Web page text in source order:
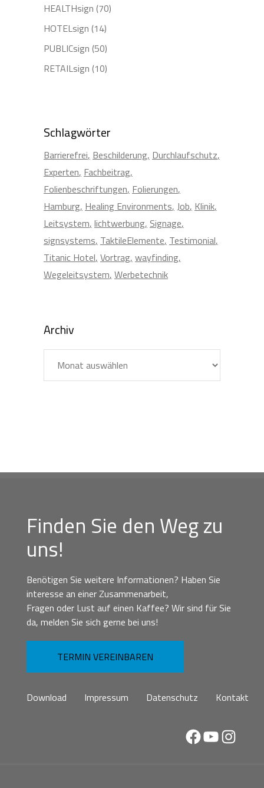
HEALTHsign (70)
HOTELsign (14)
PUBLICsign (50)
RETAILsign (10)
Schlagwörter
Barrierefrei Beschilderung Durchlaufschutz
Experten Fachbeitrag
Folienbeschriftungen Folierungen
Hamburg Healing Environments Job Klinik
Leitsystem lichtwerbung Signage
signsystems TaktileElemente Testimonial
Titanic Hotel Vortrag wayfinding
Wegeleitsystem Werbetechnik
Archiv
Finden Sie den Weg zu
uns!
Benötigen Sie weitere Informationen? Haben Sie
interesse an einer Zusammenarbeit,
Fragen oder Lust auf einen Kaffee? Wir sind für Sie
da, melden Sie sich gerne bei uns!
TERMIN VEREINBAREN
Download Impressum Datenschutz Kontakt
Facebook
YouTube